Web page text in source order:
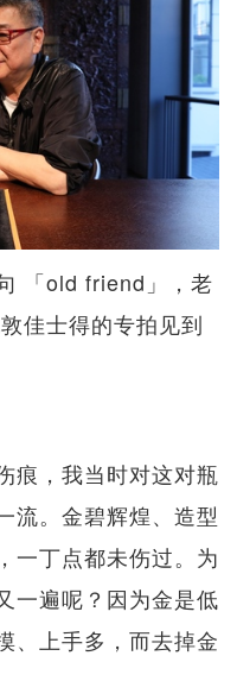
「old friend」，老
佳士得的专拍见到
痕，我当时对这对瓶
流。金碧辉煌、造型
一丁点都未伤过。为
一遍呢？因为金是低
、上手多，而去掉金